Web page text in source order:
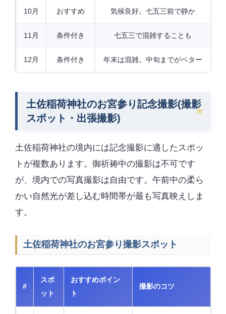
10月 おすすめ 気候良好。七五三前で静か
11月 条件付き 七五三で混雑することも
12月 条件付き 年末は混雑。中旬までがベター
土佐稲荷神社のお宮参り記念撮影(撮影
スポット・出張撮影)
土佐稲荷神社の境内には記念撮影に適したスポッ
トが複数あります。御祈祷中の撮影は不可です
が、境内での写真撮影は自由です。午前中の柔ら
かい自然光が差し込む時間帯が最も写真映えしま
す。
土佐稲荷神社のお宮参り撮影スポット
#
スポ
ット
おすすめポイン
ト
撮影のコツ